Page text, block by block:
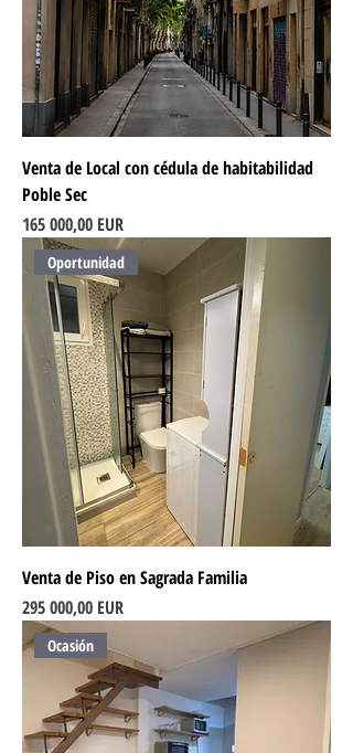
Venta de Local con cédula de habitabilidad
Poble Sec
Ціна
165 000,00 EUR
Oportunidad
Venta de Piso en Sagrada Familia
Ціна
295 000,00 EUR
Ocasión